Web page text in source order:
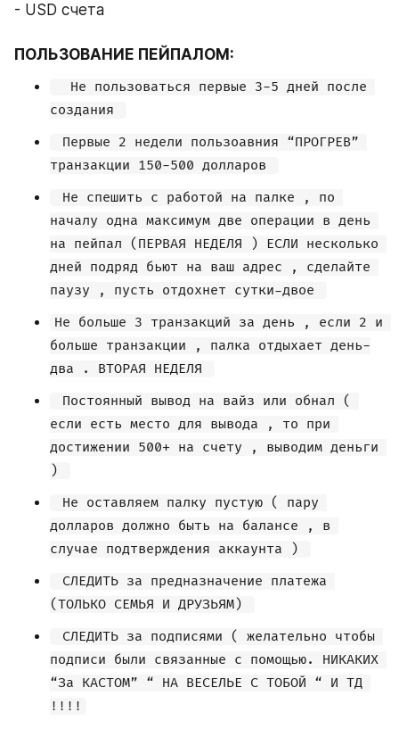
- USD счета
ПОЛЬЗОВАНИЕ ПЕЙПАЛОМ:
  Не пользоваться первые 3-5 дней после
создания
Первые 2 недели пользоавния “ПРОГРЕВ”
транзакции 150-500 долларов
Не спешить с работой на палке , по
началу одна максимум две операции в день
на пейпал (ПЕРВАЯ НЕДЕЛЯ ) ЕСЛИ несколько
дней подряд бьют на ваш адрес , сделайте
паузу , пусть отдохнет сутки-двое
Не больше 3 транзакций за день , если 2 и
больше транзакции , палка отдыхает день-
два . ВТОРАЯ НЕДЕЛЯ
Постоянный вывод на вайз или обнал (
если есть место для вывода , то при
достижении 500+ на счету , выводим деньги
)
Не оставляем палку пустую ( пару
долларов должно быть на балансе , в
случае подтверждения аккаунта )
СЛЕДИТЬ за предназначение платежа
(ТОЛЬКО СЕМЬЯ И ДРУЗЬЯМ)
СЛЕДИТЬ за подписями ( желательно чтобы
подписи были связанные с помощью. НИКАКИХ
“За КАСТОМ” “ НА ВЕСЕЛЬЕ С ТОБОЙ “ И ТД
!!!!